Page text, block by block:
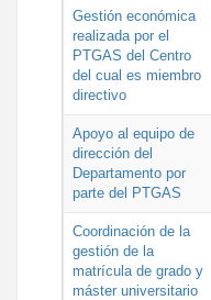
Gestión económica
realizada por el
PTGAS del Centro
del cual es miembro
directivo
Apoyo al equipo de
dirección del
Departamento por
parte del PTGAS
Coordinación de la
gestión de la
matrícula de grado y
máster universitario